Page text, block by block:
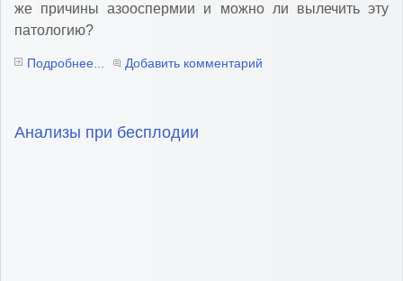
же причины азооспермии и можно ли вылечить эту
патологию?
Подробнее... Добавить комментарий
Анализы при бесплодии